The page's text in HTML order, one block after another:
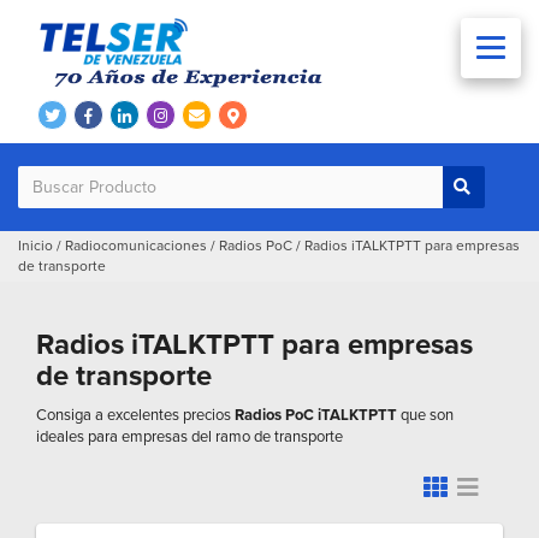
Inicio / Radiocomunicaciones / Radios PoC / Radios iTALKTPTT para empresas
de transporte
Radios iTALKTPTT para empresas
de transporte
Consiga a excelentes preciosRadios PoC iTALKTPTTque son
ideales para empresas del ramo de transporte